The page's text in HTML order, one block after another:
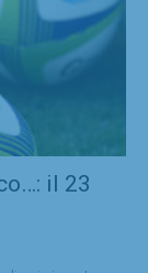
il 23